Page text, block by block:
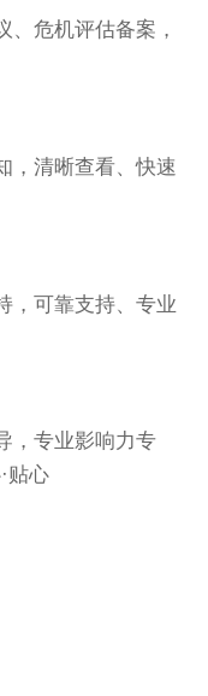
、危机评估备案，
，清晰查看、快速
，可靠支持、专业
，专业影响力专
贴心